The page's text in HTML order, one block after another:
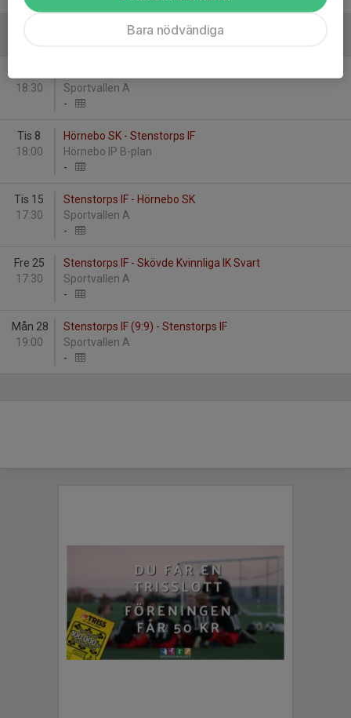
18:30
Sportvallen A
-
Tis 8
18:00
Hörnebo SK - Stenstorps IF
Hörnebo IP B-plan
-
Tis 15
17:30
Stenstorps IF - Hörnebo SK
Sportvallen A
-
Fre 25
17:30
Stenstorps IF - Skövde Kvinnliga IK Svart
Sportvallen A
-
Mån 28
19:00
Stenstorps IF (9:9) - Stenstorps IF
Sportvallen A
-
Bara nödvändiga